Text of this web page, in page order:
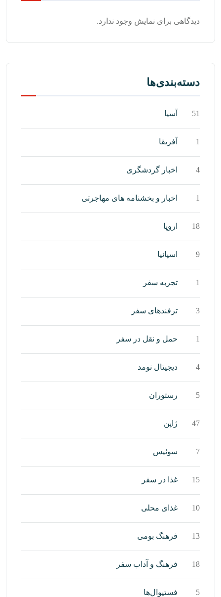
دیدگاهی برای نمایش وجود ندارد.
دسته‌بندی‌ها
آسیا 51
آفریقا
اخبار گردشگری
اخبار و بخشنامه های مهاجرتی
اروپا 18
اسپانیا
تجربه سفر
ترفندهای سفر
حمل و نقل در سفر
دیجیتال نومد
رستوران
ژاپن 47
سوئیس
غذا در سفر 15
غذای محلی 10
فرهنگ بومی 13
فرهنگ و آداب سفر 18
فستیوال‌ها